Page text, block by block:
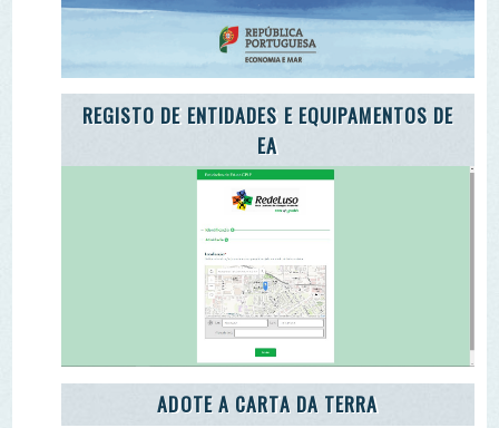
REDE LUSÓFONA
CENTRO COMUNITÁRIO DE EDUCAÇÃO
AMBIENTAL DA ALDEIA DE MÓS